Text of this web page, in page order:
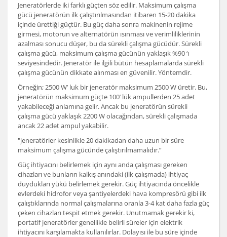
Jeneratörlerde iki farklı güçten söz edilir. Maksimum çalışma
gücü jeneratörün ilk çalıştırılmasından itibaren 15-20 dakika
içinde ürettiği güçtür. Bu güç daha sonra makinenin rejime
girmesi, motorun ve alternatörün ısınması ve verimliliklerinin
azalması sonucu düşer, bu da sürekli çalışma gücüdür. Sürekli
çalışma gücü, maksimum çalışma gücünün yaklaşık %90 ‘ı
seviyesindedir. Jeneratör ile ilgili bütün hesaplamalarda sürekli
çalışma gücünün dikkate alınması en güvenilir. Yöntemdir.
Örneğin; 2500 W’ luk bir jeneratör maksimum 2500 W üretir. Bu,
jeneratörün maksimum güçte 100’ lük ampullerden 25 adet
yakabileceği anlamına gelir. Ancak bu jeneratörün sürekli
çalışma gücü yaklaşık 2200 W olacağından, sürekli çalışmada
ancak 22 adet ampul yakabilir.
"jeneratörler kesinlikle 20 dakikadan daha uzun bir süre
maksimum çalışma gücünde çalıştırılmamalıdır.”
Güç ihtiyacını belirlemek için aynı anda çalışması gereken
cihazları ve bunların kalkış anındaki (ilk çalışmada) ihtiyaç
duydukları yükü belirlemek gerekir. Güç ihtiyacında öncelikle
evlerdeki hidrofor veya şantiyelerdeki hava kompresörü gibi ilk
çalıştıklarında normal çalışmalarına oranla 3-4 kat daha fazla güç
çeken cihazları tespit etmek gerekir. Unutmamak gerekir ki,
portatif jeneratörler genellikle belirli süreler için elektrik
ihtiyacını karşılamakta kullanılırlar. Dolayısı ile bu süre içinde